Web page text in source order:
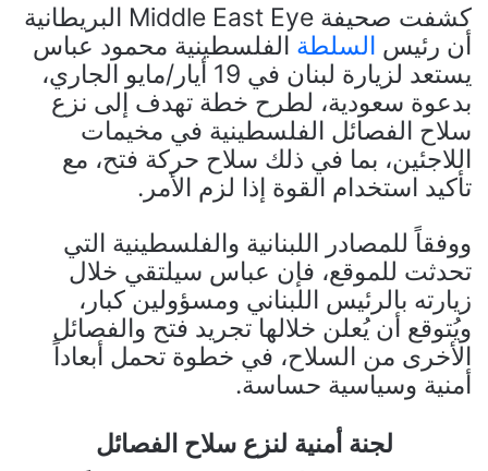
كشفت صحيفة Middle East Eye البريطانية
أن رئيس السلطة الفلسطينية محمود عباس
يستعد لزيارة لبنان في 19 أيار/مايو الجاري،
بدعوة سعودية، لطرح خطة تهدف إلى نزع
سلاح الفصائل الفلسطينية في مخيمات
اللاجئين، بما في ذلك سلاح حركة فتح، مع
تأكيد استخدام القوة إذا لزم الأمر.
ووفقاً للمصادر اللبنانية والفلسطينية التي
تحدثت للموقع، فإن عباس سيلتقي خلال
زيارته بالرئيس اللبناني ومسؤولين كبار،
ويُتوقع أن يُعلن خلالها تجريد فتح والفصائل
الأخرى من السلاح، في خطوة تحمل أبعاداً
أمنية وسياسية حساسة.
لجنة أمنية لنزع سلاح الفصائل